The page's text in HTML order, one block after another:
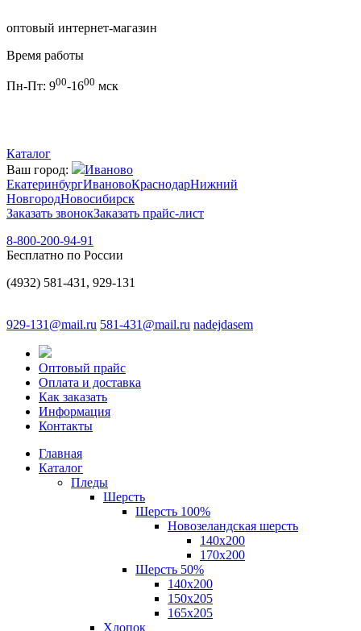
оптовый интернет-магазин
Время работы
Пн-Пт: 900-1600 мск
Каталог
Ваш город:
Иваново
ЕкатеринбургИвановоКраснодарНижний
НовгородНовосибирск
Заказать звонокЗаказать прайс-лист
8-800-200-94-91
Бесплатно по России
(4932) 581-431, 929-131
929-131@mail.ru 581-431@mail.ru nadejdasem
Оптовый прайс
Оплата и доставка
Как заказать
Информация
Контакты
Главная
Каталог
Пледы
Шерсть
Шерсть 100%
Новозеландская шерсть
140х200
170x200
Шерсть 50%
140x200
150х205
165х205
Хлопок